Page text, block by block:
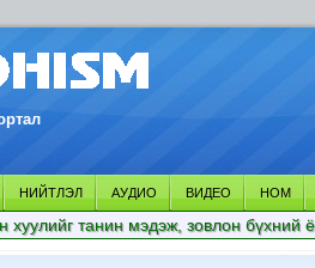
НИЙТЛЭЛ АУДИО ВИДЕО НОМ
танин мэдэж, зовлон бүхний